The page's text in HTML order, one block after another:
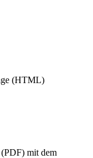
(HTML)
mit dem